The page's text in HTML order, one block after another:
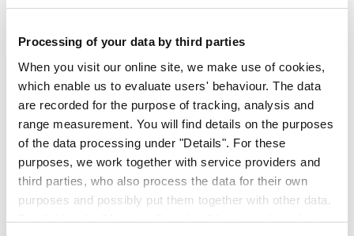
Processing of your data by third parties
When you visit our online site, we make use of cookies,
which enable us to evaluate users' behaviour. The data
are recorded for the purpose of tracking, analysis and
range measurement. You will find details on the purposes
of the data processing under "Details". For these
purposes, we work together with service providers and
third parties, who also process the data for their own
purposes and possibly put them together with other data.
By clicking the "Accept all cookies" button or by selecting
gewünscht)
Hohe Reisebereitschaft
Strukturierte und selbständige Arbeitsweise
Sehr gut ausgeprägte Sozialkompetenz,
Kommunikationstalent, hohe
Durchsetzungskraft
Benefits für ein
Arbeitsleben, das Spaß